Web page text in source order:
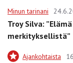
Minun tarinani
Troy Silva:
merkityksellistä”
Ajankohtaista